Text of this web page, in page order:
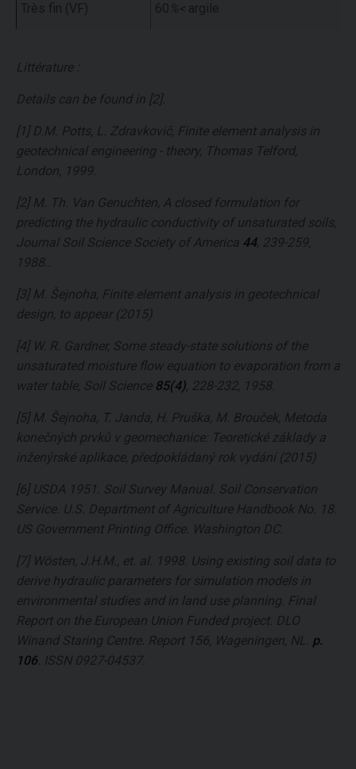
Très fin (VF) 60 %< argile
Littérature :
Details can be found in [2].
[1] D.M. Potts, L. Zdravkovič, Finite element analysis in
geotechnical engineering - theory, Thomas Telford,
London, 1999.
[2] M. Th. Van Genuchten, A closed formulation for
predicting the hydraulic conductivity of unsaturated soils,
Journal Soil Science Society of America 44, 239-259,
1988..
[3] M. Šejnoha, Finite element analysis in geotechnical
design, to appear (2015)
[4] W. R. Gardner, Some steady-state solutions of the
unsaturated moisture flow equation to evaporation from a
water table, Soil Science 85(4) , 228-232, 1958.
[5] M. Šejnoha, T. Janda, H. Pruška, M. Brouček, Metoda
konečných prvků v geomechanice: Teoretické základy a
inženýrské aplikace, předpokládaný rok vydání (2015)
[6] USDA 1951. Soil Survey Manual. Soil Conservation
Service. U.S. Department of Agriculture Handbook No. 18.
US Government Printing Office. Washington DC.
[7] Wösten, J.H.M., et. al. 1998. Using existing soil data to
derive hydraulic parameters for simulation models in
environmental studies and in land use planning. Final
Report on the European Union Funded project. DLO
Winand Staring Centre. Report 156, Wageningen, NL. p.
106 . ISSN 0927-04537.